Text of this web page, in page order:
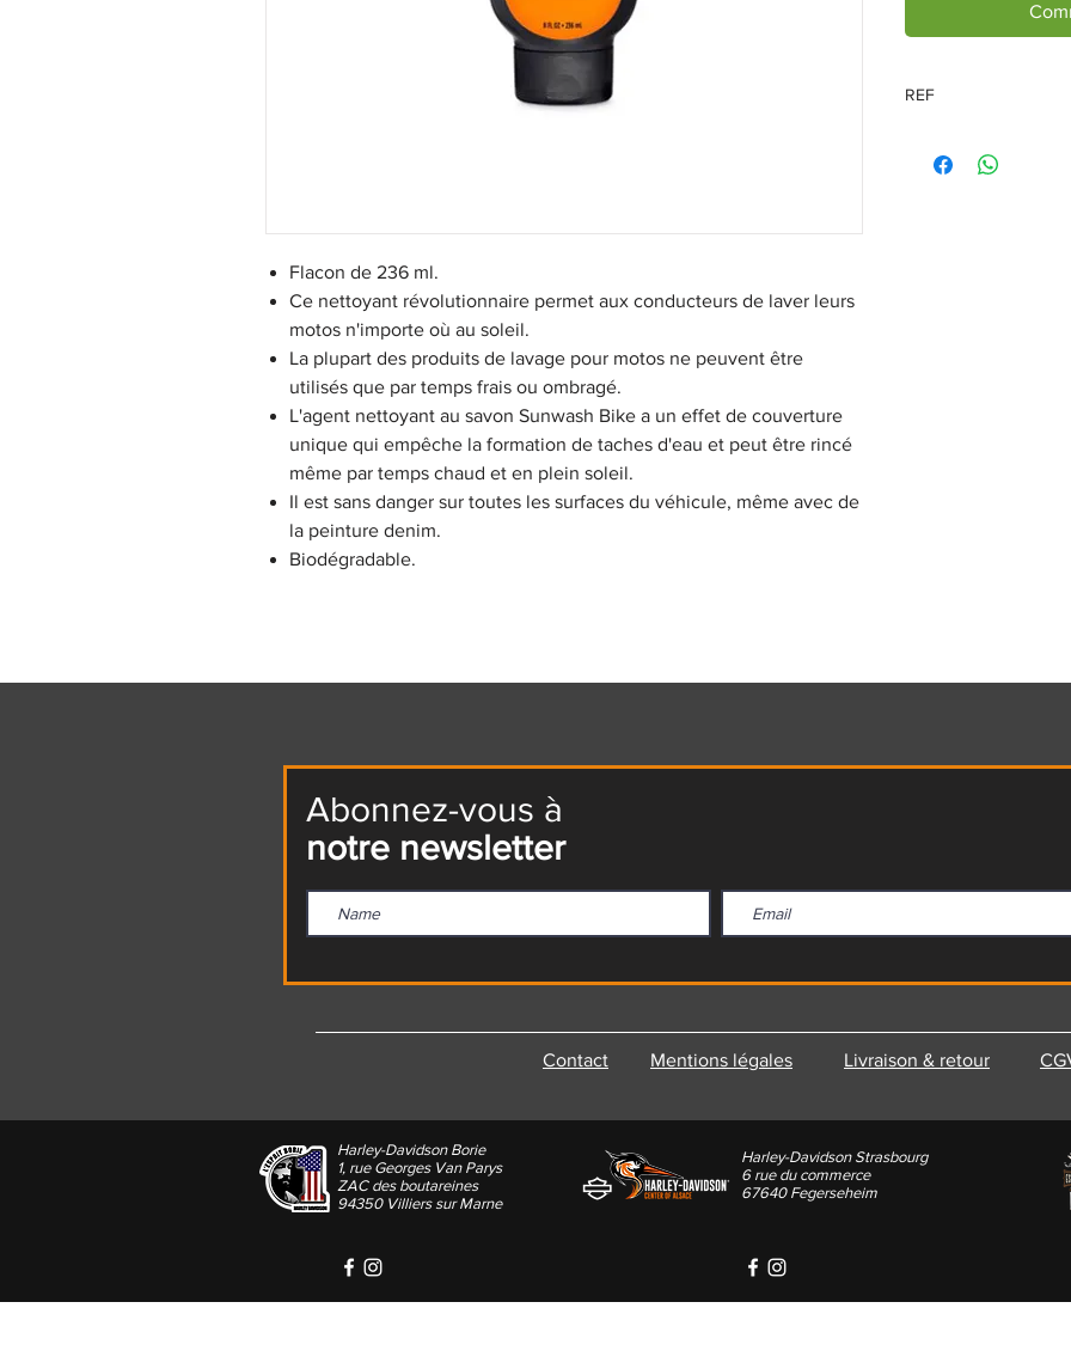
Flacon de 236 ml.
Ce nettoyant révolutionnaire permet aux conducteurs de laver leurs
motos n'importe où au soleil.
La plupart des produits de lavage pour motos ne peuvent être
utilisés que par temps frais ou ombragé.
L'agent nettoyant au savon Sunwash Bike a un effet de couverture
unique qui empêche la formation de taches d'eau et peut être rincé
même par temps chaud et en plein soleil.
Il est sans danger sur toutes les surfaces du véhicule, même avec de
la peinture denim.
Biodégradable.
REF
Abonnez-vous à
notre newsletter
Contact Mentions légales Livraison & retour
Harley-Davidson Borie
1, rue Georges Van Parys
ZAC des boutareines
94350 Villiers sur Marne
Harley-Davidson Strasbourg
6 rue du commerce
67640 Fegerseheim